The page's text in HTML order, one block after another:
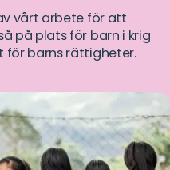
vårt arbete för att
på plats för barn i krig
för barns rättigheter.